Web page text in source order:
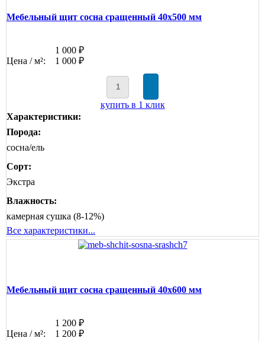
Мебельный щит сосна сращенный 40х500 мм
1 000 ₽
Цена / м²:
1 000 ₽
купить в 1 клик
Характеристики:
Порода:
сосна/ель
Сорт:
Экстра
Влажность:
камерная сушка (8-12%)
Все характеристики...
Мебельный щит сосна сращенный 40х600 мм
1 200 ₽
Цена / м²:
1 200 ₽